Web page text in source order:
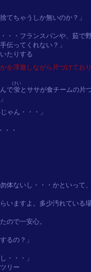
てちゃうしか無いのか？」
・・フランスパンや、茹で
伝ってくれない？」
を浮遊しながら片づけてお
で蛍
けい
とササが食チームの片
ゃん・・・」
・・
体ないし・・・かといって
いますよ。多少汚れている
ので一安心。
るの？」
・・・」
リー